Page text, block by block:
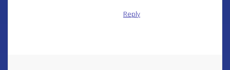
Reply